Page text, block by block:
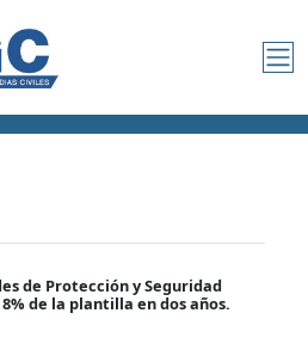
de Protección y Seguridad
de la plantilla en dos años.